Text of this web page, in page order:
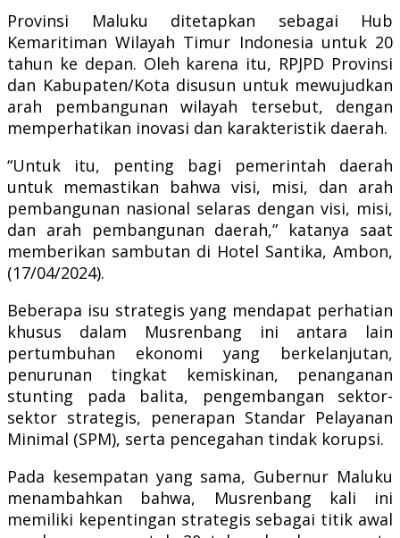
Provinsi Maluku ditetapkan sebagai Hub
Kemaritiman Wilayah Timur Indonesia untuk 20
tahun ke depan. Oleh karena itu, RPJPD Provinsi
dan Kabupaten/Kota disusun untuk mewujudkan
arah pembangunan wilayah tersebut, dengan
memperhatikan inovasi dan karakteristik daerah.
“Untuk itu, penting bagi pemerintah daerah
untuk memastikan bahwa visi, misi, dan arah
pembangunan nasional selaras dengan visi, misi,
dan arah pembangunan daerah,” katanya saat
memberikan sambutan di Hotel Santika, Ambon,
(17/04/2024).
Beberapa isu strategis yang mendapat perhatian
khusus dalam Musrenbang ini antara lain
pertumbuhan ekonomi yang berkelanjutan,
penurunan tingkat kemiskinan, penanganan
stunting pada balita, pengembangan sektor-
sektor strategis, penerapan Standar Pelayanan
Minimal (SPM), serta pencegahan tindak korupsi.
Pada kesempatan yang sama, Gubernur Maluku
menambahkan bahwa, Musrenbang kali ini
memiliki kepentingan strategis sebagai titik awal